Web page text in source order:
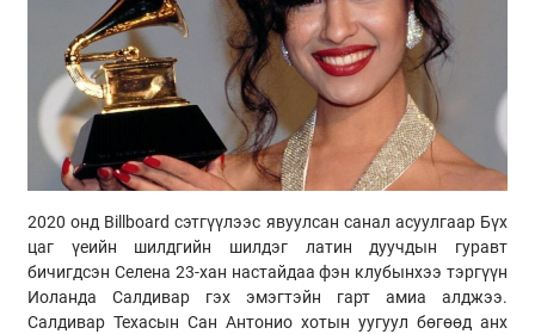
2020 онд Billboard сэтгүүлээс явуулсан санал асуулгаар Бүх
цаг үеийн шилдгийн шилдэг латин дуучдын гуравт
бичигдсэн Селена 23-хан настайдаа фэн клубынхээ тэргүүн
Иоланда Салдивар гэх эмэгтэйн гарт амиа алджээ.
Салдивар Техасын Сан Антонио хотын уугуул бөгөөд анх